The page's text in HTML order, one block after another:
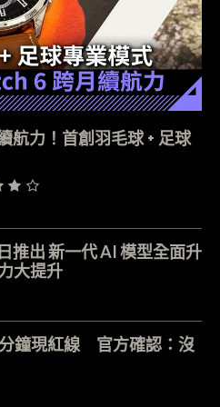
航力！首創羽毛球 + 足球
推出 新一代 AI 模型全面升
大提升
鐘現紅線 官方確認：沒